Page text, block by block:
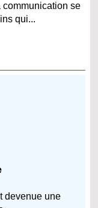
communication se
qui...
devenue une